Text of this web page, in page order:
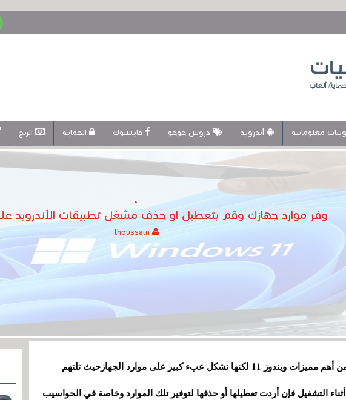
معلوماتية أندرويد دروس حوحو فايسبوك الحماية الربح
وفر موارد جهازك وقم بتعطيل او حذف مشغل تطبيقات الأندرويد على
ميزة تشغيل تطبيقات أندرويد من أهم مميزات ويندوز 11 لكنها تشكل عبء كبير على موارد الجهازحيث تلتهم
أثناء التشغيل فإن أردت تعطيلها أو حذفها لتوفير تلك الموارد وخاصة في الحواسيب